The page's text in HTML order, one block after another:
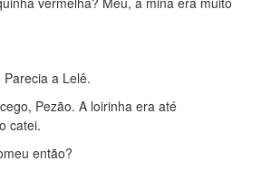
a Lelê.
Pezão. A loirinha era até
catei.
então?